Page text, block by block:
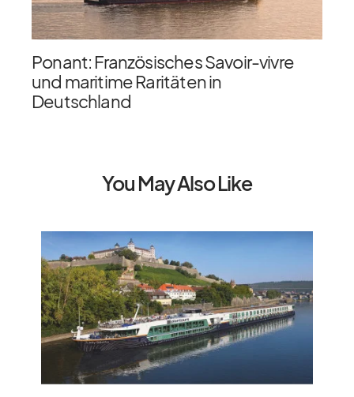
Ponant: Französisches Savoir-vivre
und maritime Raritäten in
Deutschland
You May Also Like